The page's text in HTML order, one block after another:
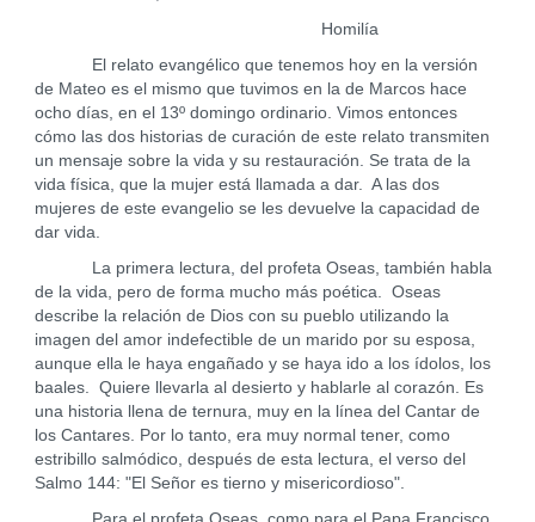
Homilía
El relato evangélico que tenemos hoy en la versión
de Mateo es el mismo que tuvimos en la de Marcos hace
ocho días, en el 13º domingo ordinario. Vimos entonces
cómo las dos historias de curación de este relato transmiten
un mensaje sobre la vida y su restauración. Se trata de la
vida física, que la mujer está llamada a dar. A las dos
mujeres de este evangelio se les devuelve la capacidad de
dar vida.
La primera lectura, del profeta Oseas, también habla
de la vida, pero de forma mucho más poética. Oseas
describe la relación de Dios con su pueblo utilizando la
imagen del amor indefectible de un marido por su esposa,
aunque ella le haya engañado y se haya ido a los ídolos, los
baales. Quiere llevarla al desierto y hablarle al corazón. Es
una historia llena de ternura, muy en la línea del Cantar de
los Cantares. Por lo tanto, era muy normal tener, como
estribillo salmódico, después de esta lectura, el verso del
Salmo 144: "El Señor es tierno y misericordioso".